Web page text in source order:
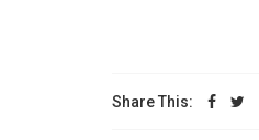
Share This: